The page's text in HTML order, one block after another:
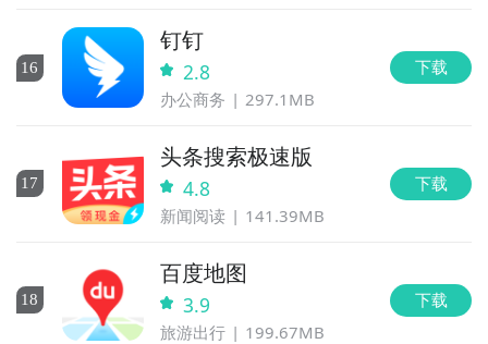
16
钉钉
2.8
办公商务 297.1MB
下载
17
头条搜索极速版
4.8
新闻阅读 141.39MB
下载
18
百度地图
3.9
旅游出行 199.67MB
下载